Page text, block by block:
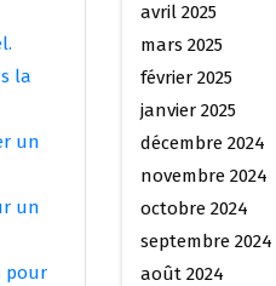
la
un
un
pour
avril 2025
mars 2025
février 2025
janvier 2025
décembre 2024
novembre 2024
octobre 2024
septembre 2024
août 2024